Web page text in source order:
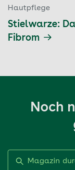
Hautpflege
Stielwarze:
Fibrom
Noch